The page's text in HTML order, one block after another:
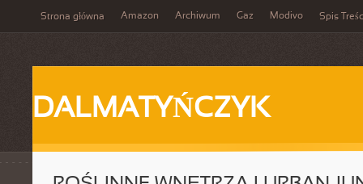
Strona główna Amazon Archiwum Gaz Modivo Spis
DALMATYŃCZYK